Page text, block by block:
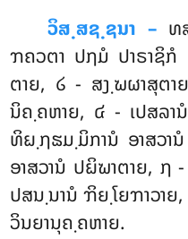
ວິສ຺ສຊ຺ຊນາ –ທ
ຠຄວຕາ ປຐມໍ ປາຣາ
ຕາຍ, ໒ - ສງ຺ຆຜາສຸຕ
ນິຄ຺ຄຫາຍ, ໔ - ເປສລ
ທິຏ຺ຐຘມ຺ມິການໍ ອາສວາ
ອາສວານໍ ປຏິຆາຕາຍ,
ປສນ຺ນານໍ ຠິຍ຺ໂຍຠາວາ
ວິນຍານຸຄ຺ຄຫາຍ.